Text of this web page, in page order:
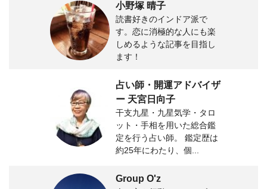
小野塚 晴子
読書好きのインドア派で
す。恋に消極的な人にも楽
しめるような記事を目指し
ます！
占い師・開運アドバイザ
ー 天宮日向子
干支九星・九星気学・タロ
ット・手相を用いた総合鑑
定を行う占い師。 鑑定歴は
約25年にわたり、個...
Group O'z